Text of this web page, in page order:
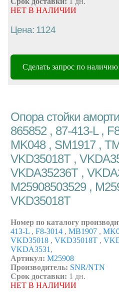
НЕТ В НАЛИЧИИ
Цена: 1124
Сделать запрос по наличию
Опора стойки
865852 , 87-413-L ,
MK048 , SM1917 ,
VKD35018T ,
VKDA35236T ,
M25908503529 ,
VKD35018T
Номер по каталогу
413-L , F8-3014 , MB1907 ,
VKD35018 , VKD35018T ,
VKDA3531 ,
Артикул: M25908
Производитель: SNR/NTN
Срок доставки: 1 дн.
НЕТ В НАЛИЧИИ